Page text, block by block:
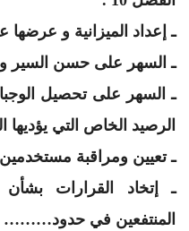
ـ إعداد الميزانية و عرضها
ـ السهر على حسن السير و
ـ السهر على تحصيل
الرصيد الخاص التي
ـ تعيين ومراقبة
ـ إتخاد القرارات
المنتفعين في حدود………